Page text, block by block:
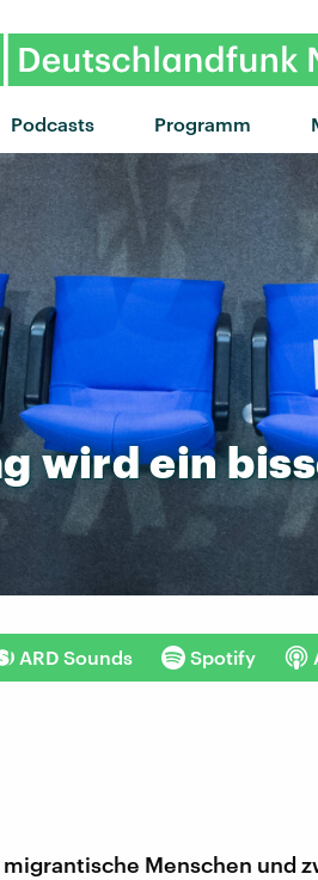
Podcasts Programm
"Mein Babe"
wirdein
ARD Sounds Spotify
Menschen und